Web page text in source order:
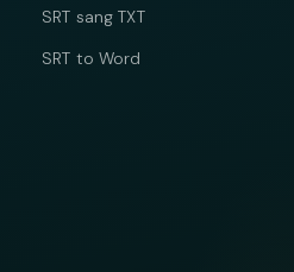
SRT sang TXT
SRT to Word